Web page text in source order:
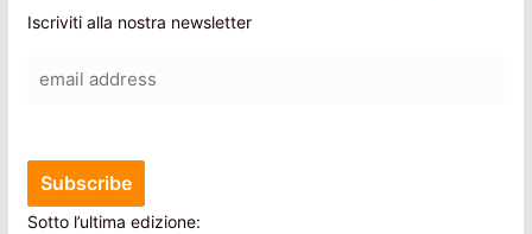
Iscriviti alla nostra newsletter
Sotto l’ultima edizione: